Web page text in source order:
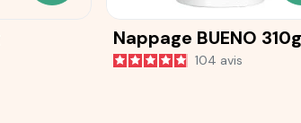
Nappage BUENO 310g
104 avis